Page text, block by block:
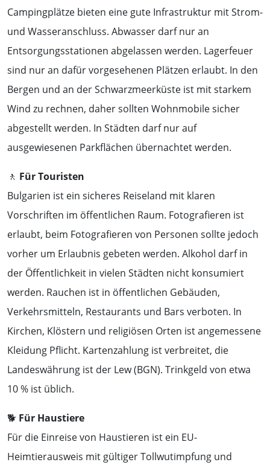
Campingplätze bieten eine gute Infrastruktur mit Strom-
und Wasseranschluss. Abwasser darf nur an
Entsorgungsstationen abgelassen werden. Lagerfeuer
sind nur an dafür vorgesehenen Plätzen erlaubt. In den
Bergen und an der Schwarzmeerküste ist mit starkem
Wind zu rechnen, daher sollten Wohnmobile sicher
abgestellt werden. In Städten darf nur auf
ausgewiesenen Parkflächen übernachtet werden.
🚶 Für Touristen
Bulgarien ist ein sicheres Reiseland mit klaren
Vorschriften im öffentlichen Raum. Fotografieren ist
erlaubt, beim Fotografieren von Personen sollte jedoch
vorher um Erlaubnis gebeten werden. Alkohol darf in
der Öffentlichkeit in vielen Städten nicht konsumiert
werden. Rauchen ist in öffentlichen Gebäuden,
Verkehrsmitteln, Restaurants und Bars verboten. In
Kirchen, Klöstern und religiösen Orten ist angemessene
Kleidung Pflicht. Kartenzahlung ist verbreitet, die
Landeswährung ist der Lew (BGN). Trinkgeld von etwa
10 % ist üblich.
🐕 Für Haustiere
Für die Einreise von Haustieren ist ein EU-
Heimtierausweis mit gültiger Tollwutimpfung und